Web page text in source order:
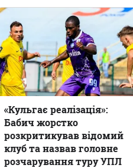
«Кульгає реалізація»:
Бабич жорстко
розкритикував відомий
клуб та назвав головне
розчарування туру УПЛ